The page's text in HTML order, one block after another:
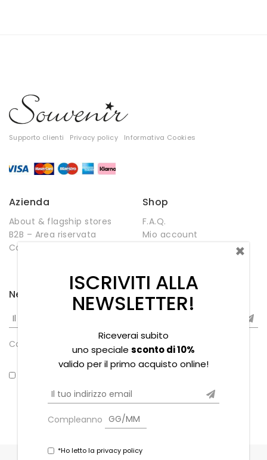
Tute
Tutti
Gift Card
Supporto clienti Privacy policy Informativa Cookies
Azienda
About & flagship stores
B2B – Area riservata
Contatti
Shop
F.A.Q.
Mio account
Newsletter
Compleanno
ISCRIVITI ALLA
NEWSLETTER!
Riceverai subito
uno speciale sconto di 10%
valido per il primo acquisto online!
Compleanno
*Ho letto la privacy policy
×